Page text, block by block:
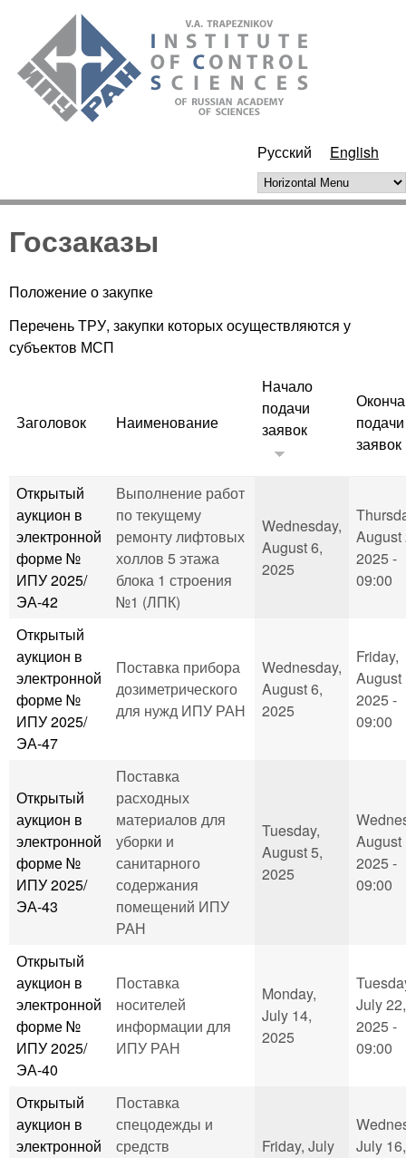
ИПУ
РАН
Русский English
Horizontal Menu
Госзаказы
Положение о закупке
Перечень ТРУ, закупки которых осуществляются у
субъектов МСП
Заголовок Наименование
Начало
подачи
заявок
подачи
заявок
Открытый
аукцион в
электронной
форме №
ИПУ 2025/
ЭА-42
Выполнение работ
по текущему
ремонту лифтовых
холлов 5 этажа
блока 1 строения
№1 (ЛПК)
Wednesday,
August 6,
2025
August
2025 -
09:00
Открытый
аукцион в
электронной
форме №
ИПУ 2025/
ЭА-47
Поставка прибора
дозиметрического
для нужд ИПУ РАН
Wednesday,
August 6,
2025
Friday,
August
2025 -
09:00
Открытый
аукцион в
электронной
форме №
ИПУ 2025/
ЭА-43
Поставка
расходных
материалов для
уборки и
санитарного
содержания
помещений ИПУ
РАН
Tuesday,
August 5,
2025
August
2025 -
09:00
Открытый
аукцион в
электронной
форме №
ИПУ 2025/
ЭА-40
Поставка
носителей
информации для
ИПУ РАН
Monday,
July 14,
2025
July 22,
2025 -
09:00
Открытый
аукцион в
электронной
Поставка
спецодежды и
средств
Friday, July
July 16,